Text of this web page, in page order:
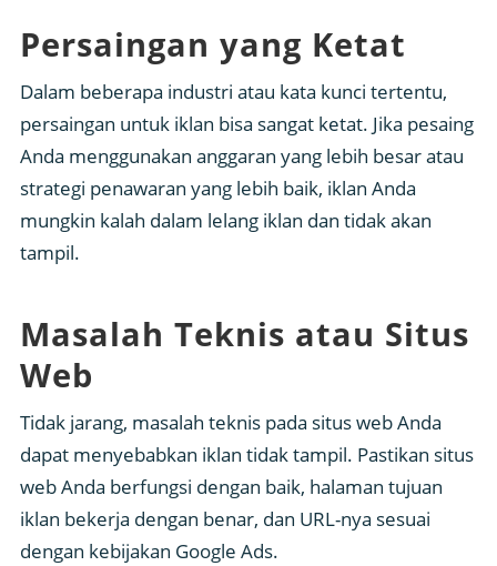
Persaingan yang Ketat
Dalam beberapa industri atau kata kunci tertentu,
persaingan untuk iklan bisa sangat ketat. Jika pesaing
Anda menggunakan anggaran yang lebih besar atau
strategi penawaran yang lebih baik, iklan Anda
mungkin kalah dalam lelang iklan dan tidak akan
tampil.
Masalah Teknis atau Situs
Web
Tidak jarang, masalah teknis pada situs web Anda
dapat menyebabkan iklan tidak tampil. Pastikan situs
web Anda berfungsi dengan baik, halaman tujuan
iklan bekerja dengan benar, dan URL-nya sesuai
dengan kebijakan Google Ads.